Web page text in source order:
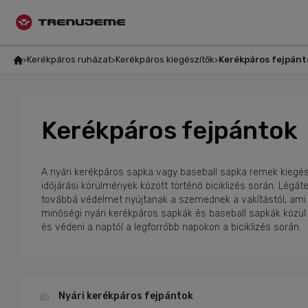
Kerékpáros ruházat Kerékpáros kiegészítők Kerékpáros
Kerékpáros fejpántok
A nyári kerékpáros sapka vagy baseball sapka remek
időjárási körülmények között történő biciklizés során.
továbbá védelmet nyújtanak a szemednek a vakítástól,
minőségi nyári kerékpáros sapkák és baseball sapkák
és védeni a naptól a legforróbb napokon a biciklizés során.
Nyári kerékpáros fejpántok